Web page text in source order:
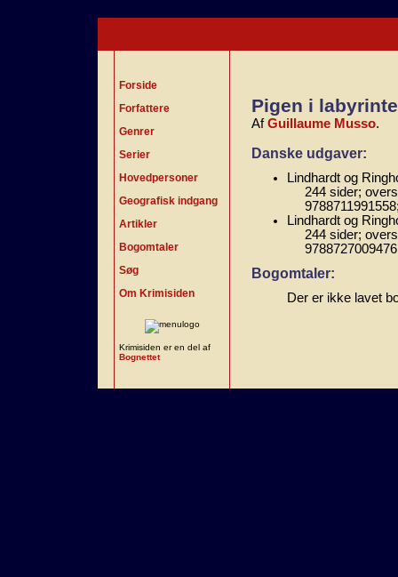
Forside
Forfattere
Genrer
Serier
Hovedpersoner
Geografisk indgang
Artikler
Bogomtaler
Søg
Om Krimisiden
Krimisiden er en del af
Bognettet
Pigen i
AfGuillaume Musso.
Danske udgaver:
Lindhardt og
244 sider;
Lindhardt og
244 sider;
Bogomtaler:
Der er ikke lavet